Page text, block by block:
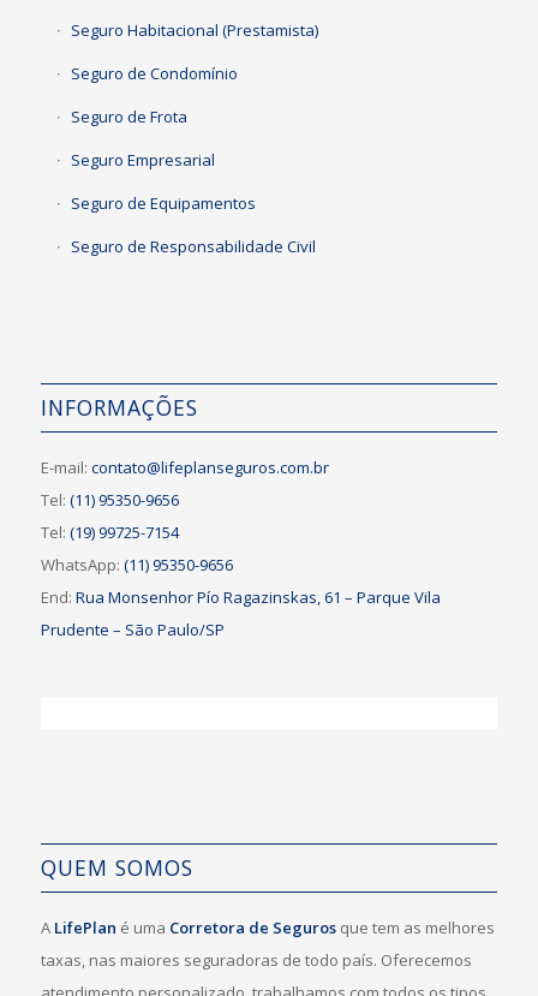
Seguro Habitacional (Prestamista)
Seguro de Condomínio
Seguro de Frota
Seguro Empresarial
Seguro de Equipamentos
Seguro de Responsabilidade Civil
INFORMAÇÕES
E-mail: contato@lifeplanseguros.com.br
Tel: (11) 95350-9656
Tel: (19) 99725-7154
WhatsApp: (11) 95350-9656
End: Rua Monsenhor Pío Ragazinskas, 61 – Parque Vila
Prudente – São Paulo/SP
QUEM SOMOS
A LifePlan é uma Corretora de Segurosque tem as melhores
taxas, nas maiores seguradoras de todo país. Oferecemos